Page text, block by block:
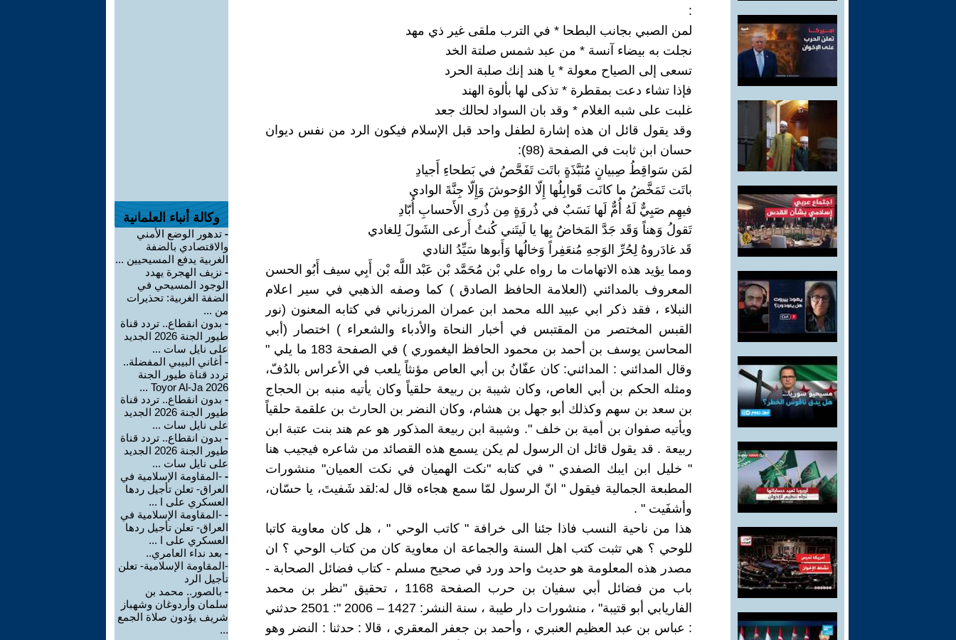
:
لمن الصبي بجانب البطحا * في الترب ملقى غير ذي مهد
نجلت به بيضاء آنسة * من عبد شمس صلتة الخد
تسعى إلى الصياح معولة * يا هند إنك صلبة الحرد
فإذا تشاء دعت بمقطرة * تذكى لها بألوة الهند
غلبت على شبه الغلام * وقد بان السواد لحالك جعد
وقد يقول قائل ان هذه إشارة لطفل واحد قبل الإسلام فيكون الرد من نفس ديوان
حسان ابن ثابت في الصفحة (98):
لمَن سَواقِطُ صِبيانٍ مُنَبَّذَةٍ باتَت تَفَحَّصُ في بَطحاءِ أَجيادِ
باتَت تَمَخَّضُ ما كانَت قَوابِلُها إِلّا الوُحوشَ وَإِلّا جِنَّةَ الوادي
فيهِم صَبِيٌّ لَهُ أُمٌّ لَها نَسَبٌ في ذُروَةٍ مِن ذُرى الأَحسابِ أُبّادِ
تَقولُ وَهناً وَقَد جَدَّ المَخاضُ بِها يا لَيتَني كُنتُ أَرعى الشَولَ لِلغادي
قَد غادَروهُ لِحُرِّ الوَجهِ مُنعَفِراً وَخالُها وَأَبوها سَيِّدُ النادي
ومما يؤيد هذه الاتهامات ما رواه علي بْن مُحَمَّد بْن عَبْد اللَّه بْن أَبِي سيف أَبُو الحسن
المعروف بالمدائني (العلامة الحافظ الصادق ) كما وصفه الذهبي في سير اعلام
النبلاء ، فقد ذكر ابي عبيد الله محمد ابن عمران المرزباني في كتابه المعنون (نور
القبس المختصر من المقتبس في أخبار النحاة والأدباء والشعراء ) اختصار (أبي
المحاسن يوسف بن أحمد بن محمود الحافظ اليغموري ) في الصفحة 183 ما يلي "
وقال المدائني : المدائني: كان عفّانُ بن أبي العاص مؤنثاً يلعب في الأعراس بالدُفّ،
ومثله الحكم بن أبي العاص، وكان شيبة بن ربيعة حلقياً وكان يأتيه منبه بن الحجاج
بن سعد بن سهم وكذلك أبو جهل بن هشام، وكان النضر بن الحارث بن علقمة حلقياً
ويأتيه صفوان بن أمية بن خلف ". وشيبة ابن ربيعة المذكور هو عم هند بنت عتبة ابن
ربيعة . قد يقول قائل ان الرسول لم يكن يسمع هذه القصائد من شاعره فيجيب هنا
" خليل ابن ايبك الصفدي " في كتابه "نكت الهميان في نكت العميان" منشورات
المطبعة الجمالية فيقول " انّ الرسول لمّا سمع هجاءه قال له:لقد شَفيتَ، يا حسّان،
وأشفَيت " .
هذا من ناحية النسب فاذا جئنا الى خرافة " كاتب الوحي " ، هل كان معاوية كاتبا
للوحي ؟ هي تثبت كتب اهل السنة والجماعة ان معاوية كان من كتاب الوحي ؟ ان
مصدر هذه المعلومة هو حديث واحد ورد في صحيح مسلم - كتاب فضائل الصحابة -
باب من فضائل أبي سفيان بن حرب الصفحة 1168 ، تحقيق "نظر بن محمد
الفاريابي أبو قتيبة" ، منشورات دار طيبة ، سنة النشر: 1427 – 2006 ": 2501 حدثني
: عباس بن عبد العظيم العنبري ، وأحمد بن جعفر المعقري ، قالا : حدثنا : النضر وهو
وكالة أنباء العلمانية
- تدهور الوضع الأمني
والاقتصادي بالضفة
الغربية يدفع المسيحيين ...
- نزيف الهجرة يهدد
الوجود المسيحي في
الضفة الغربية: تحذيرات
من ...
- بدون انقطاع.. تردد قناة
طيور الجنة 2026 الجديد
على نايل سات ...
- أغاني البيبي المفضلة..
تردد قناة طيور الجنة
2026 Toyor Al-Ja ...
- بدون انقطاع.. تردد قناة
طيور الجنة 2026 الجديد
على نايل سات ...
- بدون انقطاع.. تردد قناة
طيور الجنة 2026 الجديد
على نايل سات ...
- -المقاومة الإسلامية في
العراق- تعلن تأجيل ردها
العسكري على ا ...
- -المقاومة الإسلامية في
العراق- تعلن تأجيل ردها
العسكري على ا ...
- بعد نداء العامري..
-المقاومة الإسلامية- تعلن
تأجيل الرد
- بالصور.. محمد بن
سلمان وأردوغان وشهباز
شريف يؤدون صلاة الجمع
...